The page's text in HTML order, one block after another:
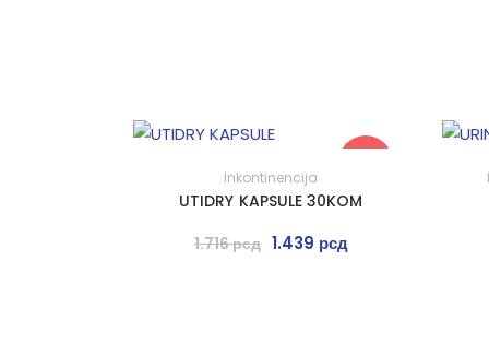
Inkontinencija
UTIDRY KAPSULE 30KOM
1.716рсд 1.439 рсд